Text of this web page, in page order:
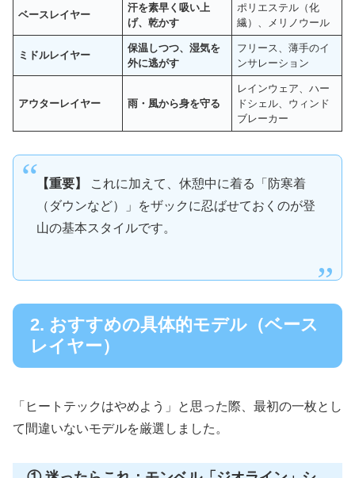
ベースレイヤー
汗を素早く吸い上
げ、乾かす
ポリエステル（化
繊）、メリノウール
ミドルレイヤー
保温しつつ、湿気を
外に逃がす
フリース、薄手のイ
ンサレーション
アウターレイヤー 雨・風から身を守る
レインウェア、ハー
ドシェル、ウィンド
ブレーカー
【重要】
これに加えて、休憩中に着る「防寒着
（ダウンなど）」をザックに忍ばせておくのが登
山の基本スタイルです。
2. おすすめの具体的モデル（ベース
レイヤー）
「ヒートテックはやめよう」と思った際、最初の一枚とし
て間違いないモデルを厳選しました。